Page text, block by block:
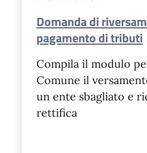
Domanda di
pagamento di tributi
Compila il modulo
Comune il
un ente sbagliato e
rettifica